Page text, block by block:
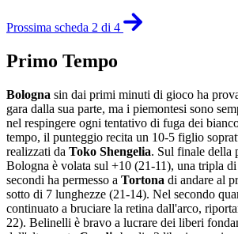
Prossima scheda 2 di 4
Primo Tempo
Bologna sin dai primi minuti di gioco ha
gara dalla sua parte, ma i piemontesi sono
nel respingere ogni tentativo di fuga dei
tempo, il punteggio recita un 10-5 figlio
realizzati da Toko Shengelia. Sul finale della
Bologna è volata sul +10 (21-11), una tripla di
secondi ha permesso a Tortona di andare al
sotto di 7 lunghezze (21-14). Nel secondo
continuato a bruciare la retina dall'arco,
22). Belinelli è bravo a lucrare dei liberi